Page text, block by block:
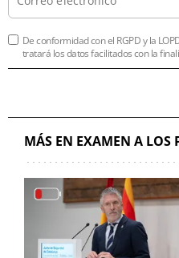
De conformidad con el RGPD y la
tratará los datos facilitados con la
MÁS EN EXAMEN A LOS